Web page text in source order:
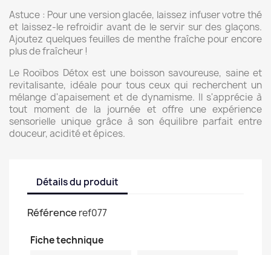
Astuce : Pour une version glacée, laissez infuser votre thé
et laissez-le refroidir avant de le servir sur des glaçons.
Ajoutez quelques feuilles de menthe fraîche pour encore
plus de fraîcheur !
Le Rooïbos Détox est une boisson savoureuse, saine et
revitalisante, idéale pour tous ceux qui recherchent un
mélange d'apaisement et de dynamisme. Il s'apprécie à
tout moment de la journée et offre une expérience
sensorielle unique grâce à son équilibre parfait entre
douceur, acidité et épices.
Détails du produit
Référence ref077
Fiche technique